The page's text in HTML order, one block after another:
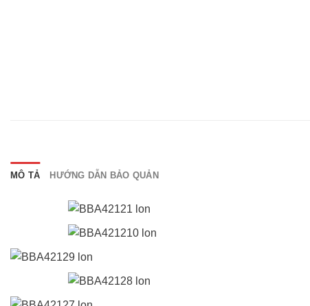
MÔ TẢ HƯỚNG DẪN BẢO QUẢN